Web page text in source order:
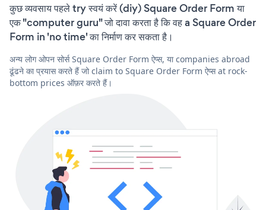
कुछ व्यवसाय पहले try स्वयं करें (diy) Square Order Form या
एक "computer guru" जो दावा करता है कि वह a Square Order
Form in 'no time' का निर्माण कर सकता है।
अन्य लोग ओपन सोर्स Square Order Form ऐप्स, या companies abroad
ढूंढने का प्रयास करते हैं जो claim to Square Order Form ऐप्स at rock-
bottom prices ऑफ़र करते हैं।